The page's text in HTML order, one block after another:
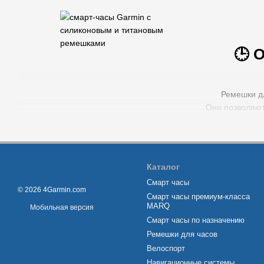
🕒
Ремешки
Они
© 2026 4Garmin.com
Мобильная версия
Каталог
Смарт часы
Смарт часы премиум-класса
MARQ
Смарт часы по назначению
Ремешки для часов
Велоспорт